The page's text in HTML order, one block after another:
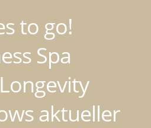
to go!
Spa
aktueller